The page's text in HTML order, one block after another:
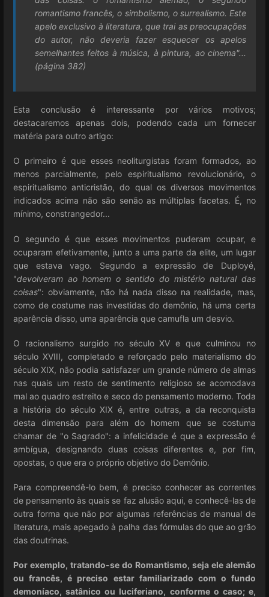
romantismo francês, o simbolismo, o surrealismo. Este
apelo exclusivo à literatura, que trai as preocupações
do autor, não deveria fazer esquecer os apelos
semelhantes feitos à música, à pintura, ao cinema"...
(página 382)
Esta conclusão é interessante por vários motivos;
destacaremos apenas dois, podendo cada um fornecer
matéria para outro artigo:
O primeiro é que esses neoliturgistas foram formados, ao
menos parcialmente, pelo espiritualismo revolucionário, o
espiritualismo anticristão, do qual os diversos movimentos
indicados acima não são senão as múltiplas facetas. É, no
mínimo, constrangedor...
O segundo é que esses movimentos puderam ocupar, e
ocuparam efetivamente, junto a uma parte da elite, um lugar
que estava vago. Segundo a expressão de Duployé,
"devolveram ao homem o sentido do mistério natural das
coisas": obviamente, não há nada disso na realidade, mas,
como de costume nas investidas do demônio, há uma certa
aparência disso, uma aparência que camufla um desvio.
O racionalismo surgido no século XV e que culminou no
século XVIII, completado e reforçado pelo materialismo do
século XIX, não podia satisfazer um grande número de almas
nas quais um resto de sentimento religioso se acomodava
mal ao quadro estreito e seco do pensamento moderno. Toda
a história do século XIX é, entre outras, a da reconquista
desta dimensão para além do homem que se costuma
chamar de "o Sagrado": a infelicidade é que a expressão é
ambígua, designando duas coisas diferentes e, por fim,
opostas, o que era o próprio objetivo do Demônio.
Para compreendê-lo bem, é preciso conhecer as correntes
de pensamento às quais se faz alusão aqui, e conhecê-las de
outra forma que não por algumas referências de manual de
literatura, mais apegado à palha das fórmulas do que ao grão
das doutrinas.
Por exemplo, tratando-se do Romantismo, seja ele alemão
ou francês, é preciso estar familiarizado com o fundo
demoníaco, satânico ou luciferiano, conforme o caso; e,